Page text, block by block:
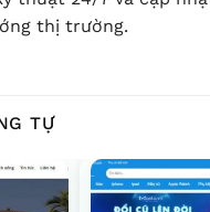
thị trường.
TỰ